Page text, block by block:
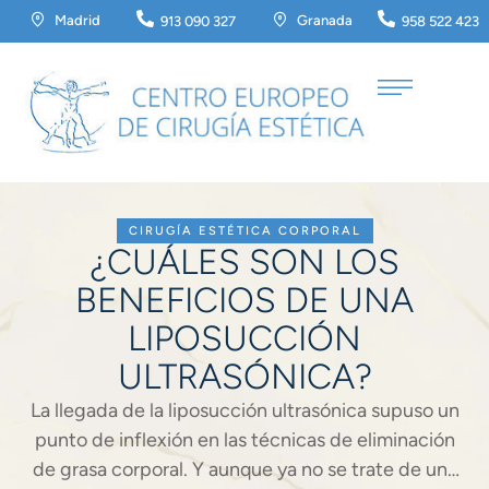
Madrid 913 090 327 Granada 958 522 423
CIRUGÍA ESTÉTICA CORPORAL
¿CUÁLES SON LOS
BENEFICIOS DE UNA
LIPOSUCCIÓN
ULTRASÓNICA?
La llegada de la liposucción ultrasónica supuso un
punto de inflexión en las técnicas de eliminación
de grasa corporal. Y aunque ya no se trate de una